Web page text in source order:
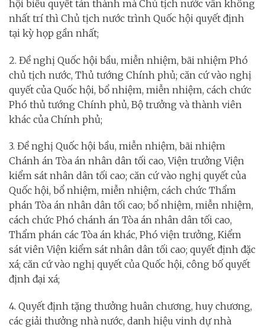
hội biểu quyết tán thành mà Chủ tịch nước vẫn không
nhất trí thì Chủ tịch nước trình Quốc hội quyết định
tại kỳ họp gần nhất;
2. Đề nghị Quốc hội bầu, miễn nhiệm, bãi nhiệm Phó
chủ tịch nước, Thủ tướng Chính phủ; căn cứ vào nghị
quyết của Quốc hội, bổ nhiệm, miễn nhiệm, cách chức
Phó thủ tướng Chính phủ, Bộ trưởng và thành viên
khác của Chính phủ;
3. Đề nghị Quốc hội bầu, miễn nhiệm, bãi nhiệm
Chánh án Tòa án nhân dân tối cao, Viện trưởng Viện
kiểm sát nhân dân tối cao; căn cứ vào nghị quyết của
Quốc hội, bổ nhiệm, miễn nhiệm, cách chức Thẩm
phán Tòa án nhân dân tối cao; bổ nhiệm, miễn nhiệm,
cách chức Phó chánh án Tòa án nhân dân tối cao,
Thẩm phán các Tòa án khác, Phó viện trưởng, Kiểm
sát viên Viện kiểm sát nhân dân tối cao; quyết định đặc
xá; căn cứ vào nghị quyết của Quốc hội, công bố quyết
định đại xá;
4. Quyết định tặng thưởng huân chương, huy chương,
các giải thưởng nhà nước, danh hiệu vinh dự nhà